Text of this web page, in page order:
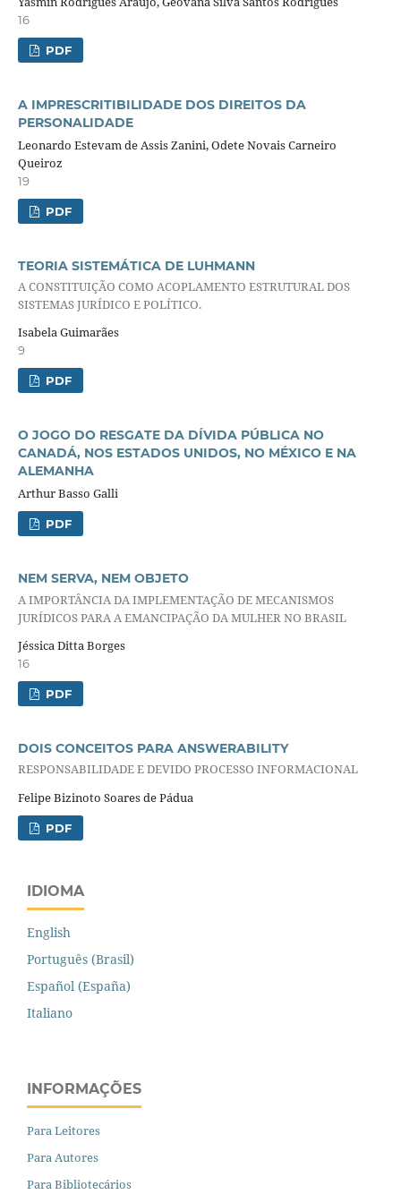
16
PDF
A IMPRESCRITIBILIDADE DOS DIREITOS DA
PERSONALIDADE
Leonardo Estevam de Assis Zanini, Odete Novais Carneiro
Queiroz
19
PDF
TEORIA SISTEMÁTICA DE LUHMANN
A CONSTITUIÇÃO COMO ACOPLAMENTO ESTRUTURAL DOS
SISTEMAS JURÍDICO E POLÍTICO.
Isabela Guimarães
9
PDF
O JOGO DO RESGATE DA DÍVIDA PÚBLICA NO
CANADÁ, NOS ESTADOS UNIDOS, NO MÉXICO E NA
ALEMANHA
Arthur Basso Galli
PDF
NEM SERVA, NEM OBJETO
A IMPORTÂNCIA DA IMPLEMENTAÇÃO DE MECANISMOS
JURÍDICOS PARA A EMANCIPAÇÃO DA MULHER NO BRASIL
Jéssica Ditta Borges
16
PDF
DOIS CONCEITOS PARA ANSWERABILITY
RESPONSABILIDADE E DEVIDO PROCESSO INFORMACIONAL
Felipe Bizinoto Soares de Pádua
PDF
IDIOMA
English
Português (Brasil)
Español (España)
Italiano
INFORMAÇÕES
Para Leitores
Para Autores
Para Bibliotecários